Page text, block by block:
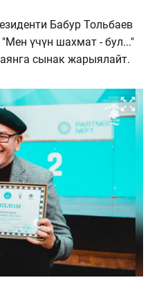
Бабур Тольбаев
үчүн шахмат - бул..."
сынак жарыялайт.